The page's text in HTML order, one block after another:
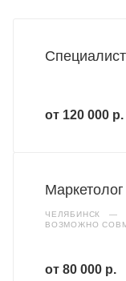
от 120 000 р.
Маркетолог
ЧЕЛЯБИНСК —
ВОЗМОЖНО
от 80 000 р.